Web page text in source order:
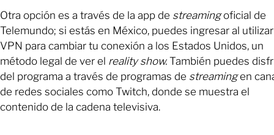
Otra opción es a través de la app de streamingoficial de
Telemundo; si estás en México, puedes ingresar al
VPN para cambiar tu conexión a los Estados Unidos, un
método legal de ver el reality show. También puedes
del programa a través de programas de streamingen
de redes sociales como Twitch, donde se muestra el
contenido de la cadena televisiva.